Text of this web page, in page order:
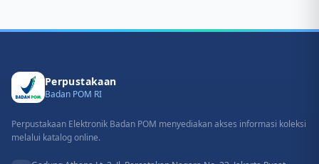
Perpustakaan
Badan POM RI
Perpustakaan Elektronik Badan POM menyediakan akses informasi koleksi
melalui katalog online.